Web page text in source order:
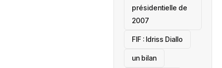
présidentielle de
2007
‎FIF : Idriss Diallo
un bilan